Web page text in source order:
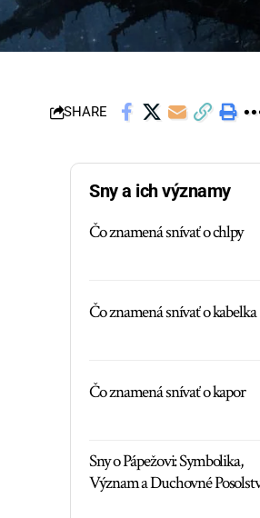
SHARE
Sny a ich významy
Čo znamená snívať o chlpy
Čo znamená snívať o kabelka
Čo znamená snívať o kapor
Sny o Pápežovi: Symbolika,
Význam a Duchovné